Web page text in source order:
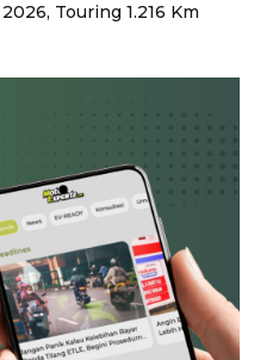
Touring 1.216 Km